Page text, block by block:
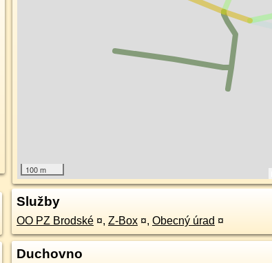
100 m
Služby
OO PZ Brodské ¤, Z-Box ¤, Obecný úrad ¤
Duchovno